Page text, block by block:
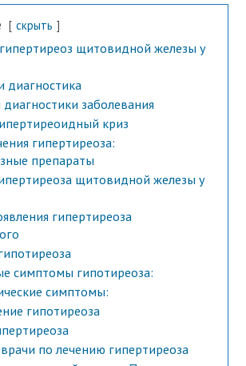
скрыть
щитовидной железы у
заболевания
криз
гипертиреоза:
препараты
щитовидной железы у
гипертиреоза
симптомы гипотиреоза:
симптомы:
гипотиреоза
по лечению гипертиреоза